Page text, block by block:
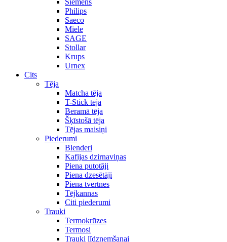
Siemens
Philips
Saeco
Miele
SAGE
Stollar
Krups
Urnex
Cits
Tēja
Matcha tēja
T-Stick tēja
Beramā tēja
Šķīstošā tēja
Tējas maisiņi
Piederumi
Blenderi
Kafijas dzirnaviņas
Piena putotāji
Piena dzesētāji
Piena tvertnes
Tējkannas
Citi piederumi
Trauki
Termokrūzes
Termosi
Trauki līdzņemšanai